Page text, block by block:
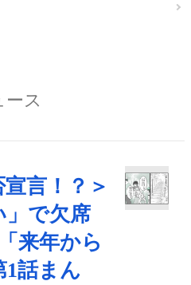
ス
言！？＞
」で欠席
来年から
話まん